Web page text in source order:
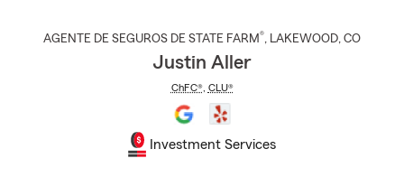
AGENTE DE SEGUROS DE STATE FARM®, LAKEWOOD, CO
Justin Aller
ChFC®, CLU®
Investment Services